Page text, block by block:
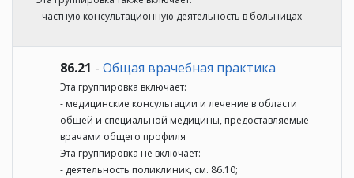
- частную консультационную деятельность в больницах
86.21 - Общая врачебная практика
Эта группировка включает:
- медицинские консультации и лечение в области
общей и специальной медицины, предоставляемые
врачами общего профиля
Эта группировка не включает:
- деятельность поликлиник, см. 86.10;